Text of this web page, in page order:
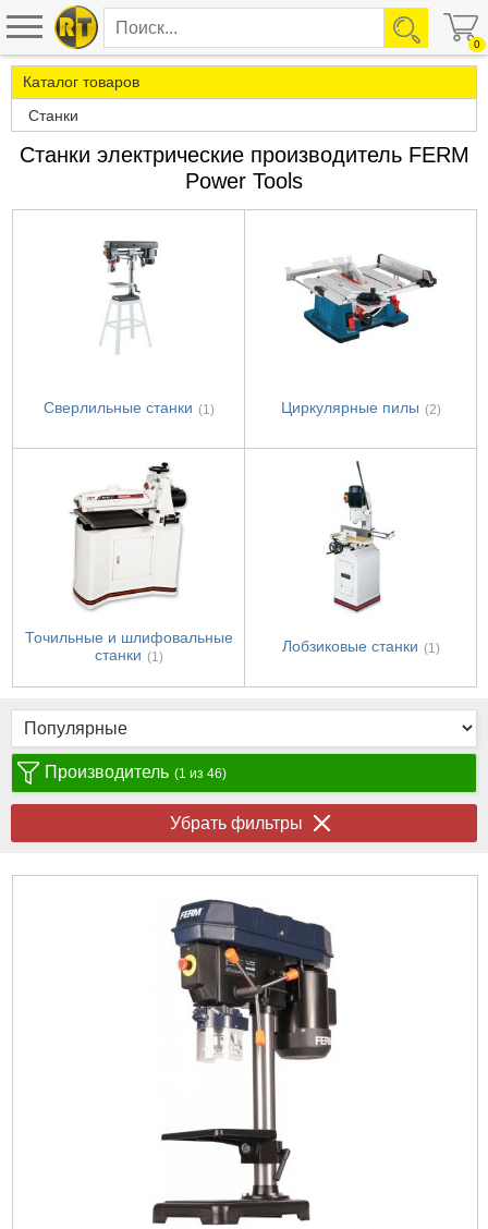
0
Каталог товаров
Станки
Станки электрические производитель FERM
Power Tools
Сверлильные станки (1) Циркулярные пилы (2)
Точильные и шлифовальные
станки (1)
Лобзиковые станки (1)
Производитель (1 из 46)
Убрать фильтры